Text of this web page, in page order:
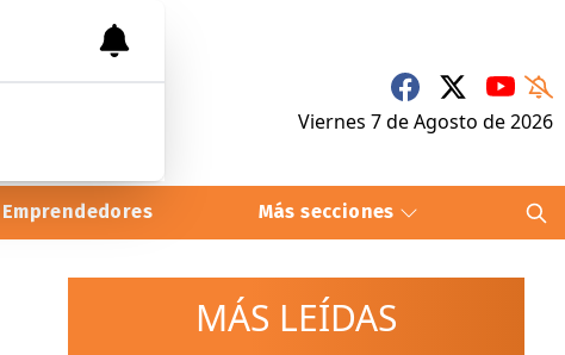
Viernes 7deAgosto de 2026
Emprendedores Más secciones
MÁS LEÍDAS